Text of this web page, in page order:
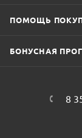
ПОМОЩЬ
БОНУСНАЯ
8